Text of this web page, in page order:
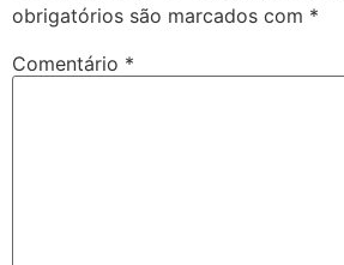
obrigatórios são marcados com *
Comentário *